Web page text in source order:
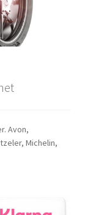
Avon,
Michelin,